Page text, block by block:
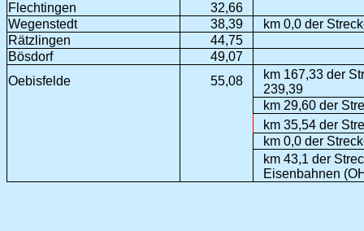
Flechtingen
32,66
Wegenstedt
38,39
km 0,0 der
Rätzlingen
44,75
Bösdorf
49,07
Oebisfelde
55,08
km 167,33 der
239,39
km 29,60 der
km 35,54 der
km 0,0 der
km 43,1 der
Eisenbahnen